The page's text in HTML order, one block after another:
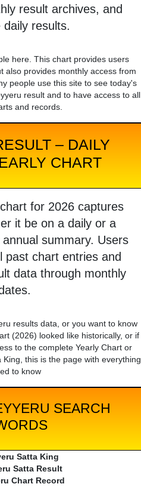
result archives, and
daily results.
here. This chart provides users
also provides monthly access from
people use this site to see today's
result and to have access to all
and records.
– DAILY
CHART
for 2026 captures
it be on a daily or a
summary. Users
past chart entries and
data through monthly
results data, or you want to know
(2026) looked like historically, or if
to the complete Yearly Chart or
this is the page with everything
to know
SEARCH
Satta King
Satta Result
Chart Record